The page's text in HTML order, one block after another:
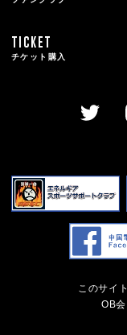
TICKET
チケット購入
このサイ
OB